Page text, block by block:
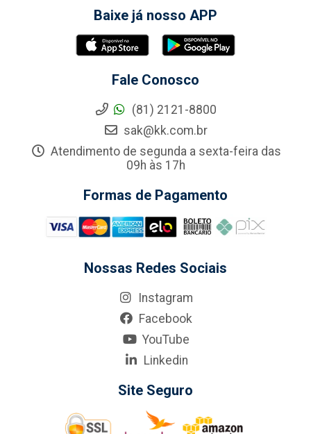
Baixe já nosso APP
Fale Conosco
(81) 2121-8800
sak@kk.com.br
Atendimento de segunda a sexta-feira das
09h às 17h
Formas de Pagamento
Nossas Redes Sociais
Instagram
Facebook
YouTube
Linkedin
Site Seguro